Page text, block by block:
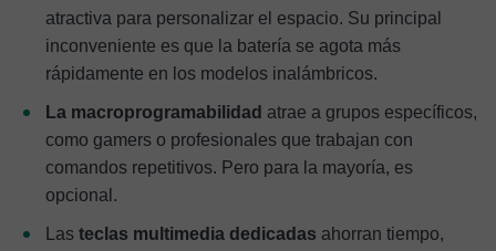
atractiva para personalizar el espacio. Su principal
inconveniente es que la batería se agota más
rápidamente en los modelos inalámbricos.
La macroprogramabilidad atrae a grupos específicos,
como gamers o profesionales que trabajan con
comandos repetitivos. Pero para la mayoría, es
opcional.
Las teclas multimedia dedicadas ahorran tiempo,